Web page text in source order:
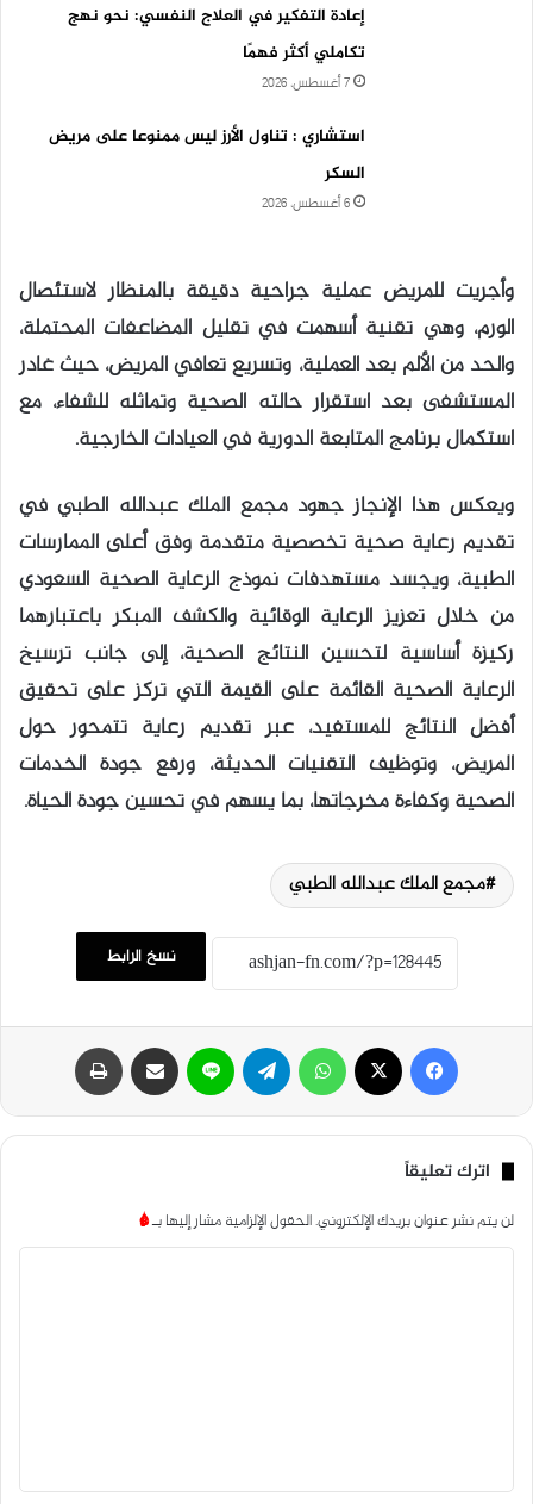
إعادة التفكير في العلاج النفسي: نحو نهج
تكاملي أكثر فهمًا
7 أغسطس، 2026
استشاري : تناول الأرز ليس ممنوعا على مريض
السكر
6 أغسطس، 2026
وأجريت للمريض عملية جراحية دقيقة بالمنظار لاستئصال
الورم، وهي تقنية أسهمت في تقليل المضاعفات المحتملة،
والحد من الألم بعد العملية، وتسريع تعافي المريض، حيث غادر
المستشفى بعد استقرار حالته الصحية وتماثله للشفاء، مع
استكمال برنامج المتابعة الدورية في العيادات الخارجية.
ويعكس هذا الإنجاز جهود مجمع الملك عبدالله الطبي في
تقديم رعاية صحية تخصصية متقدمة وفق أعلى الممارسات
الطبية، ويجسد مستهدفات نموذج الرعاية الصحية السعودي
من خلال تعزيز الرعاية الوقائية والكشف المبكر باعتبارهما
ركيزة أساسية لتحسين النتائج الصحية، إلى جانب ترسيخ
الرعاية الصحية القائمة على القيمة التي تركز على تحقيق
أفضل النتائج للمستفيد، عبر تقديم رعاية تتمحور حول
المريض، وتوظيف التقنيات الحديثة، ورفع جودة الخدمات
الصحية وكفاءة مخرجاتها، بما يسهم في تحسين جودة الحياة.
مجمع الملك عبدالله الطبي
نسخ الرابط
اترك تعليقاً
لن يتم نشر عنوان بريدك الإلكتروني.الحقول الإلزامية مشار إليها بـ*